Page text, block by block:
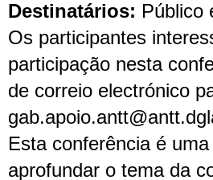
Destinatários: Público
Os participantes
participação nesta
de correio electrónico
Esta conferência é
aprofundar o tema da